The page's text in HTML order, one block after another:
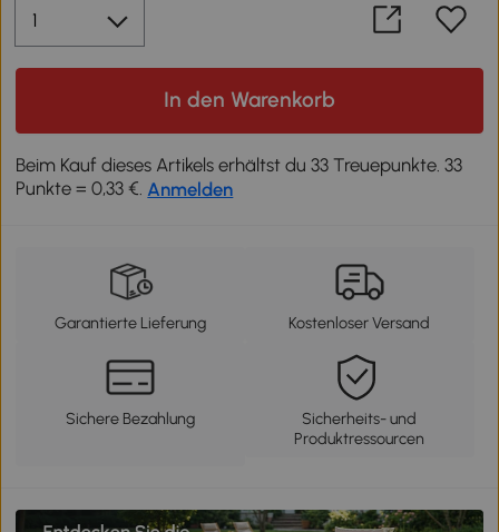
In den Warenkorb
Beim Kauf dieses Artikels erhältst du 33 Treuepunkte. 33
Punkte = 0,33 €. Anmelden
Garantierte Lieferung Kostenloser Versand
Sichere Bezahlung
Sicherheits- und
Produktressourcen